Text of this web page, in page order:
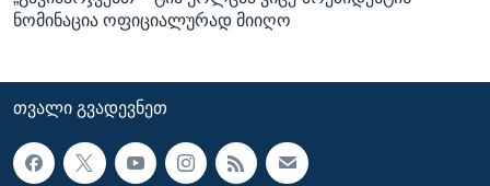
ნომინაცია ოფიციალურად მიიღო
ᲗᲕᲐᲚᲘ ᲒᲕᲐᲓᲔᲕᲜᲔᲗ